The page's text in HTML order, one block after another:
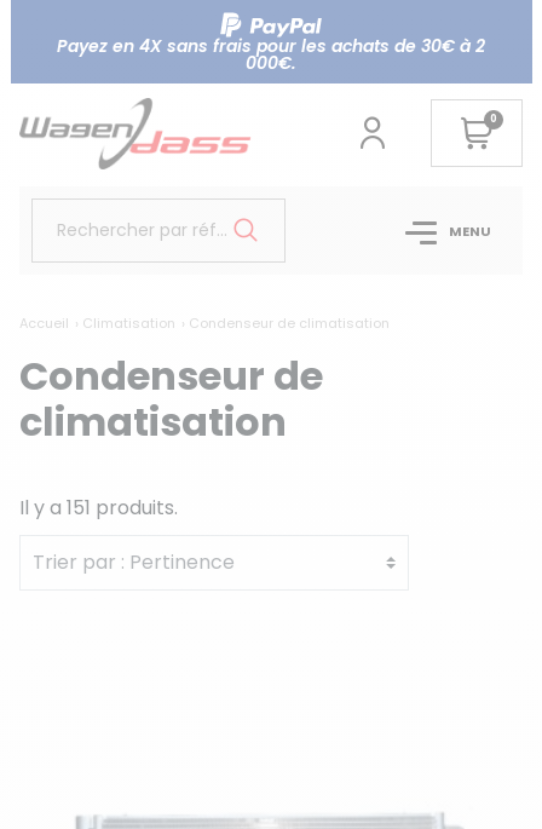
Payez en 4X sans frais pour les achats de 30€ à 2
000€.
0
Rechercher par référence... MENU
Accueil Climatisation Condenseur de climatisation
Condenseur de
climatisation
Il y a 151 produits.